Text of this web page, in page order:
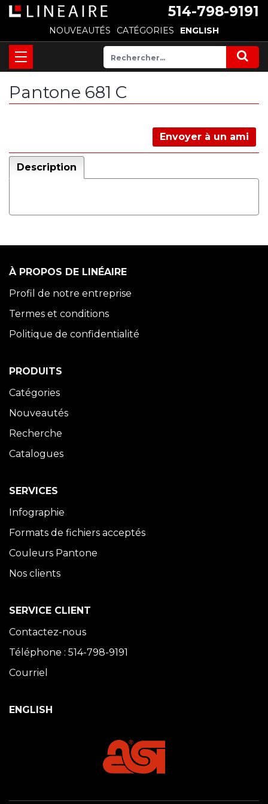
514-798-9191
NOUVEAUTÉS CATÉGORIES ENGLISH
Pantone 681 C
Envoyer à un ami
Description
À PROPOS DE LINÉAIRE
Profil de notre entreprise
Termes et conditions
Politique de confidentialité
PRODUITS
Catégories
Nouveautés
Recherche
Catalogues
SERVICES
Infographie
Formats de fichiers acceptés
Couleurs Pantone
Nos clients
SERVICE CLIENT
Contactez-nous
Téléphone : 514-798-9191
Courriel
ENGLISH